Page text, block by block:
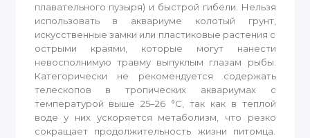
плавательного пузыря) и быстрой гибели. Нельзя
использовать в аквариуме колотый грунт,
искусственные замки или пластиковые растения с
острыми краями, которые могут нанести
невосполнимую травму выпуклым глазам рыбы.
Категорически не рекомендуется содержать
телескопов в тропических аквариумах с
температурой выше 25–26 °C, так как в теплой
воде у них ускоряется метаболизм, что резко
сокращает продолжительность жизни питомца.